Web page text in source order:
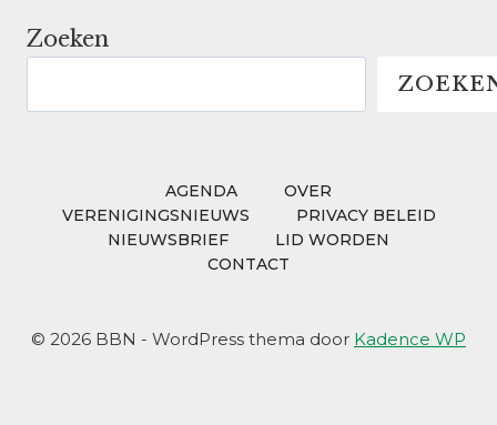
Zoeken
AGENDA
OVER
VERENIGINGSNIEUWS
PRIVACY BELEID
NIEUWSBRIEF
LID WORDEN
CONTACT
© 2026 BBN - WordPress thema door Kadence WP